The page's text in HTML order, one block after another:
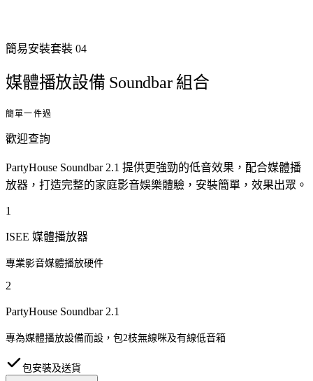
簡易安裝套裝 04
媒體播放設備 Soundbar 組合
簡單一件過
歡迎查詢
PartyHouse Soundbar 2.1 提供更強勁的低音效果，配合媒體播
放器，打造完整的家庭影音娛樂體驗，安裝簡單，效果出眾。
1
ISEE 媒體播放器
專業影音媒體播放硬件
2
PartyHouse Soundbar 2.1
專為媒體播放設備而設，包2枝無線咪及有線低音箱
包安裝及送貨